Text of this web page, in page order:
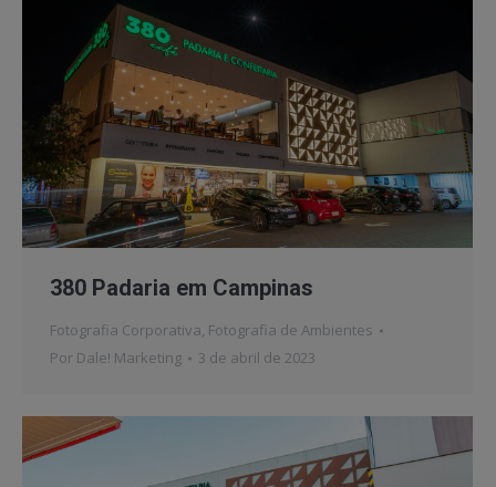
380 Padaria em Campinas
Fotografia Corporativa, Fotografia de Ambientes
Por Dale! Marketing 3 de abril de 2023